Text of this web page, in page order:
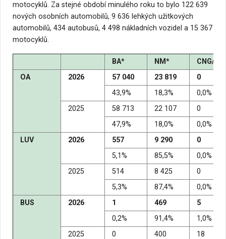
motocyklů. Za stejné období minulého roku to bylo 122 639
nových osobních automobilů, 9 636 lehkých užitkových
automobilů, 434 autobusů, 4 498 nákladních vozidel a 15 367
motocyklů.
BA* NM*
CNG/
OA
2026 57 040 23 819
0
43,9%
18,3%
0,0%
2025
58 713 22 107
0
47,9%
18,0%
0,0%
LUV
2026 557 9 290
0
5,1%
85,5%
0,0%
2025
514 8 425
0
5,3%
87,4%
0,0%
BUS
2026 1 469
5
0,2%
91,4%
1,0%
2025
0 400
18